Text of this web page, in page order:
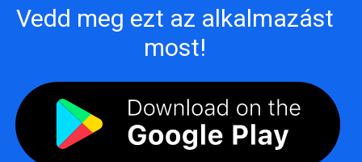
Vedd meg ezt az alkalmazást
most!